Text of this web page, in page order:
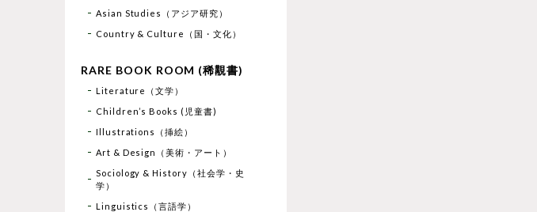
Asian Studies（アジア研究）
Country & Culture（国・文化）
RARE BOOK ROOM (稀覯書)
Literature（文学）
Children’s Books (児童書)
Illustrations（挿絵）
Art & Design（美術・アート）
Sociology & History（社会学・史
学）
Linguistics（言語学）